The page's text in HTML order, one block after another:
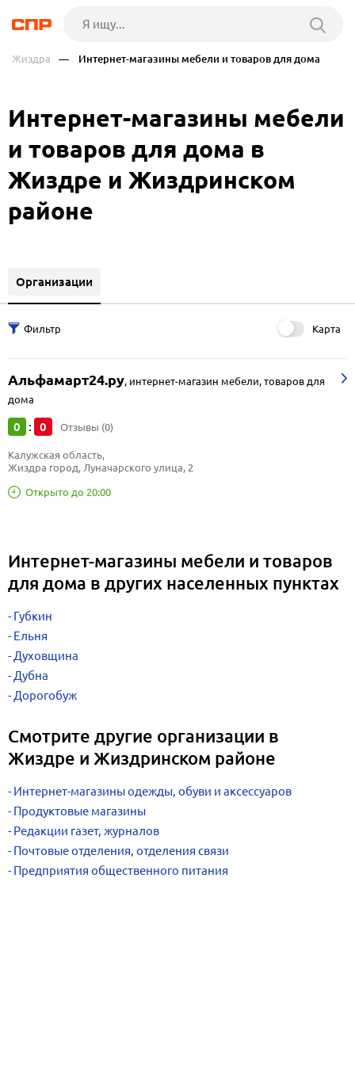
Жиздра — Интернет-магазины мебели и товаров для дома
Интернет-магазины мебели
и товаров для дома в
Жиздре и Жиздринском
районе
Организации
Карта
Альфамарт24.ру, интернет-магазин мебели, товаров для
дома
0 : 0 Отзывы (0)
Открыто до 20:00
Калужская область,
Жиздра город, Луначарского улица, 2
Интернет-магазины мебели и товаров
для дома в других населенных пунктах
Губкин
Ельня
Духовщина
Дубна
Дорогобуж
Смотрите другие организации в
Жиздре и Жиздринском районе
Интернет-магазины одежды, обуви и аксессуаров
Продуктовые магазины
Редакции газет, журналов
Почтовые отделения, отделения связи
Предприятия общественного питания